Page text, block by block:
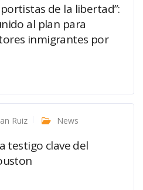
de la libertad”:
al plan para
inmigrantes por
Ruiz News
testigo clave del